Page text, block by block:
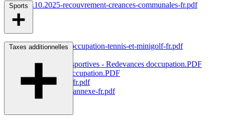
22.10.2025-recouvrement-creances-communales-fr.pdf
Sports
Redevances-d'occupation-tennis-et-minigolf-fr.pdf
Infrastructures sportives - Redevances doccupation.PDF
doccupation.PDF
Stages-sportifs-fr.pdf
Stages-sportifs-annexe-fr.pdf
Taxes additionnelles